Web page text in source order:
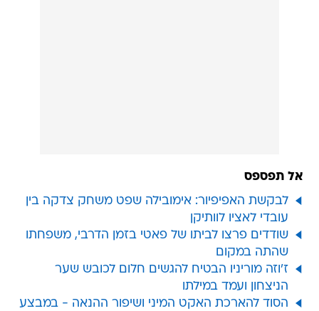
אל תפספס
לבקשת האפיפיור: אימובילה שפט משחק צדקה בין
עובדי לאציו לוותיקן
שודדים פרצו לביתו של פאטי בזמן הדרבי, משפחתו
שהתה במקום
ז'וזה מוריניו הבטיח להגשים חלום לכובש שער
הניצחון ועמד במילתו
הסוד להארכת האקט המיני ושיפור ההנאה - במבצע